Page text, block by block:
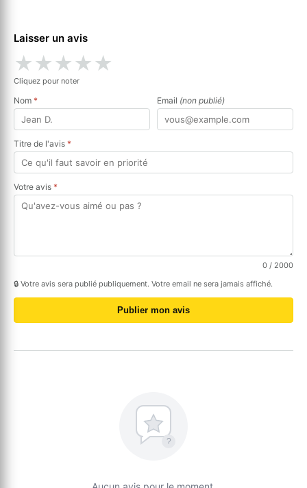
Laisser un avis
★★★★★
Cliquez pour noter
Nom * Email (non publié)
Titre de l'avis *
Votre avis *
0 / 2000
🔒 Votre avis sera publié publiquement. Votre email ne sera jamais affiché.
Publier mon avis
?